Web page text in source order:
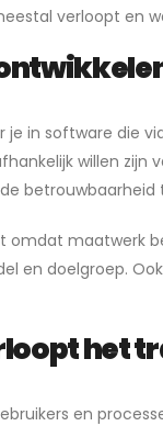
verloopt en
in software die
willen
betrouwbaarheid
omdat maatwerk
en doelgroep.
het
en